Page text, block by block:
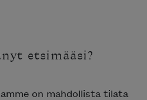
etsimääsi?
on mahdollista tilata